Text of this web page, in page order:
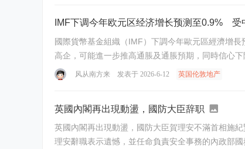
IMF下调今年欧元区经济增长预测至0.9% 受
國際貨幣基金組織（IMF）下調今年歐元區經濟增長預測至
高企，可能進一步推高通脹及通脹預期，同時信心
风从南方来 发表于 2026-6-12 英国伦敦地产
英國內閣再出現動盪，國防大臣辞职
英國內閣再出現動盪，國防大臣賀理安不滿首相施紀賢